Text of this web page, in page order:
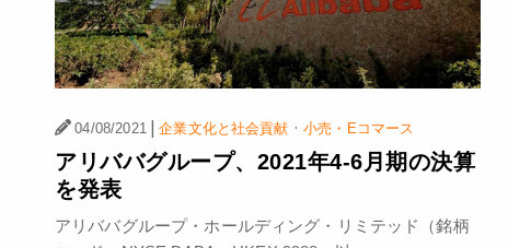
04/08/2021 | 企業文化と社会貢献 ·小売・Eコマース
アリババグループ、2021年4-6月期の決算
を発表
アリババグループ・ホールディング・リミテッド（銘柄